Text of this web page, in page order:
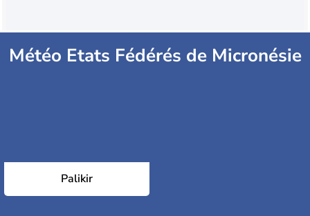
Météo Etats Fédérés de Micronésie
Palikir